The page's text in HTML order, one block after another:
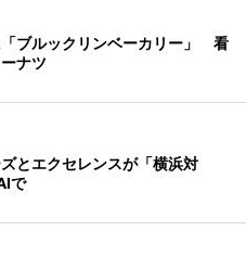
ブルックリンベーカリー」 看
ナツ
とエクセレンスが「横浜対
で